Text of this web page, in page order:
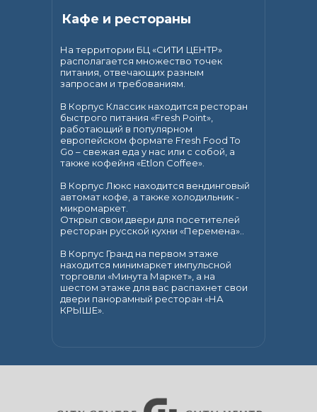
На территории БЦ «СИТИ ЦЕНТР»
располагается множество точек
питания, отвечающих разным
запросам и требованиям.
В Корпус Классик находится ресторан
быстрого питания «Fresh Point»,
работающий в популярном
европейском формате Fresh Food To
Go – свежая еда у нас или с собой, а
также кофейня «Etlon Coffee».
В Корпус Люкс находится вендинговый
автомат кофе, а также холодильник -
микромаркет.
Открыл свои двери для посетителей
ресторан русской кухни «Перемена»..
В Корпус Гранд на первом этаже
находится минимаркет импульсной
торговли «Минута Маркет», а на
шестом этаже для вас распахнет свои
двери панорамный ресторан «НА
КРЫШЕ».
Кафе и рестораны